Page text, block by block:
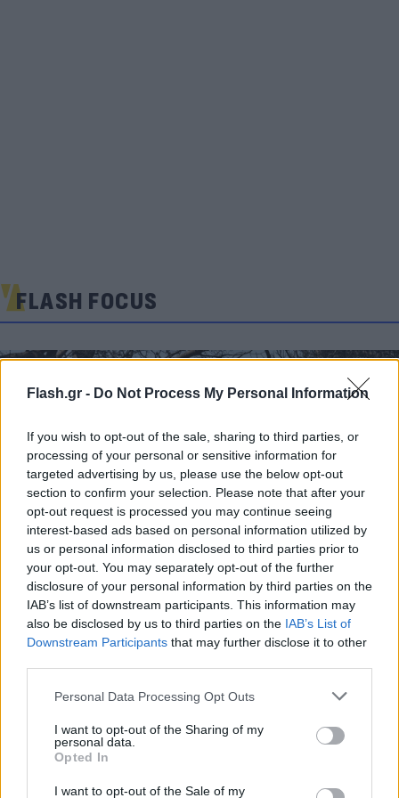
Flash.gr - Do Not Process My Personal Information
If you wish to opt-out of the sale, sharing to third parties, or
processing of your personal or sensitive information for
targeted advertising by us, please use the below opt-out
section to confirm your selection. Please note that after your
opt-out request is processed you may continue seeing
interest-based ads based on personal information utilized by
us or personal information disclosed to third parties prior to
your opt-out. You may separately opt-out of the further
disclosure of your personal information by third parties on the
IAB’s list of downstream participants. This information may
also be disclosed by us to third parties on the IAB’s List of
Downstream Participants that may further disclose it to other
Please note that this website/app uses one or more Google
not limited to your visit or usage behaviour. You may click to
grant or deny consent to Google and its third-party tags to
use your data for below specified purposes in below Google
consent section.
Personal Data Processing Opt Outs
I want to opt-out of the Sharing of my
personal data.
Opted In
I want to opt-out of the Sale of my
FLASH FOCUS
Η Δυτική Αττική μετρά τις πληγές της -
Αγώνας για αποκατάσταση μετά τη φωτιά